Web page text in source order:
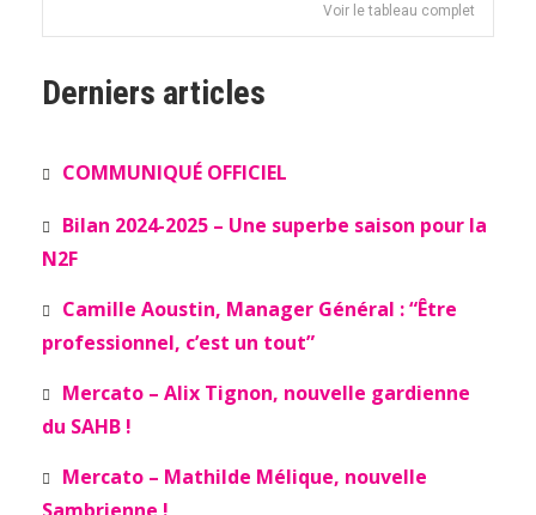
Voir le tableau complet
Derniers articles
COMMUNIQUÉ OFFICIEL
Bilan 2024-2025 – Une superbe saison pour la
N2F
Camille Aoustin, Manager Général : “Être
professionnel, c’est un tout”
Mercato – Alix Tignon, nouvelle gardienne
du SAHB !
Mercato – Mathilde Mélique, nouvelle